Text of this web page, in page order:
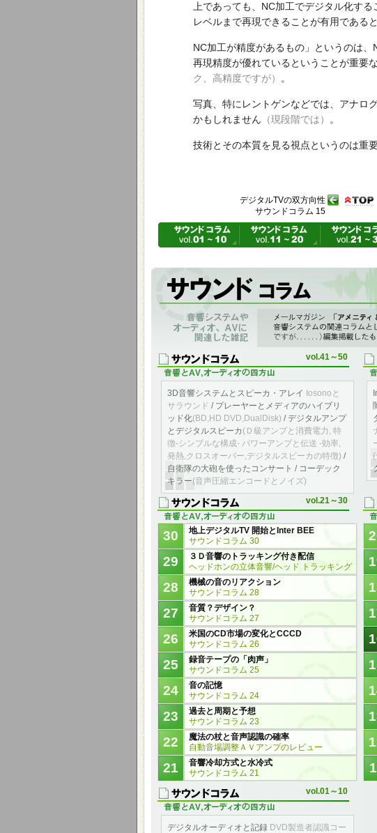
上であっても、NC加工でデジタル化す
レベルまで再現できることが有用である
NC加工が精度があるもの」というのは
再現精度が優れているということが重要
ク、高精度ですが）
。
写真、特にレントゲンなどでは、アナロ
かもしれません （現段階では） 。
技術とその本質を見る視点というのは重要
デジタルTVの双方向性
サウンドコラム 15
音響システムやオーディオ、AVに関連した雑記
「アメニティ＆サウンド音と快適の空間へ」 vol.12～
ものを編集掲載したものです。
vol.41～50
3D音響システムとスピーカ・アレイ Iosonoと
サラウンド / プレーヤーとメディアのハイブリ
ッド化(BD,HD DVD,DualDisk) / デジタルアンプ
とデジタルスピーカ (Ｄ級アンプと消費電力, 特
徴-シンプルな構成- パワーアンプと伝送 -効率,
発熱,クロスオーバー,デジタルスピーカの特徴) /
自衛隊の大砲を使ったコンサート / コーデック
キラー(音声圧縮エンコードとノイズ)
(
vol.21～30
30
地上デジタルTV 開始とInter BEE
サウンドコラム 30
29
３Ｄ音響のトラッキング付き配信
ヘッドホンの立体音響/ヘッド トラッキング
28
機械の音のリアクション
サウンドコラム 28
27
音質？デザイン？
サウンドコラム 27
26
米国のCD市場の変化とCCCD
サウンドコラム 26
25
録音テープの「肉声」
サウンドコラム 25
24
音の記憶
サウンドコラム 24
23
過去と周期と予想
サウンドコラム 23
22
魔法の杖と音声認識の確率
自動音場調整ＡＶアンプのレビュー
21
音響冷却方式と水冷式
サウンドコラム 21
vol.01～10
デジタルオーディオと記録 DVD製造者認識コー